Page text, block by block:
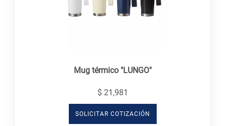
Mug térmico "LUNGO"
$ 21,981
SOLICITAR COTIZACIÓN